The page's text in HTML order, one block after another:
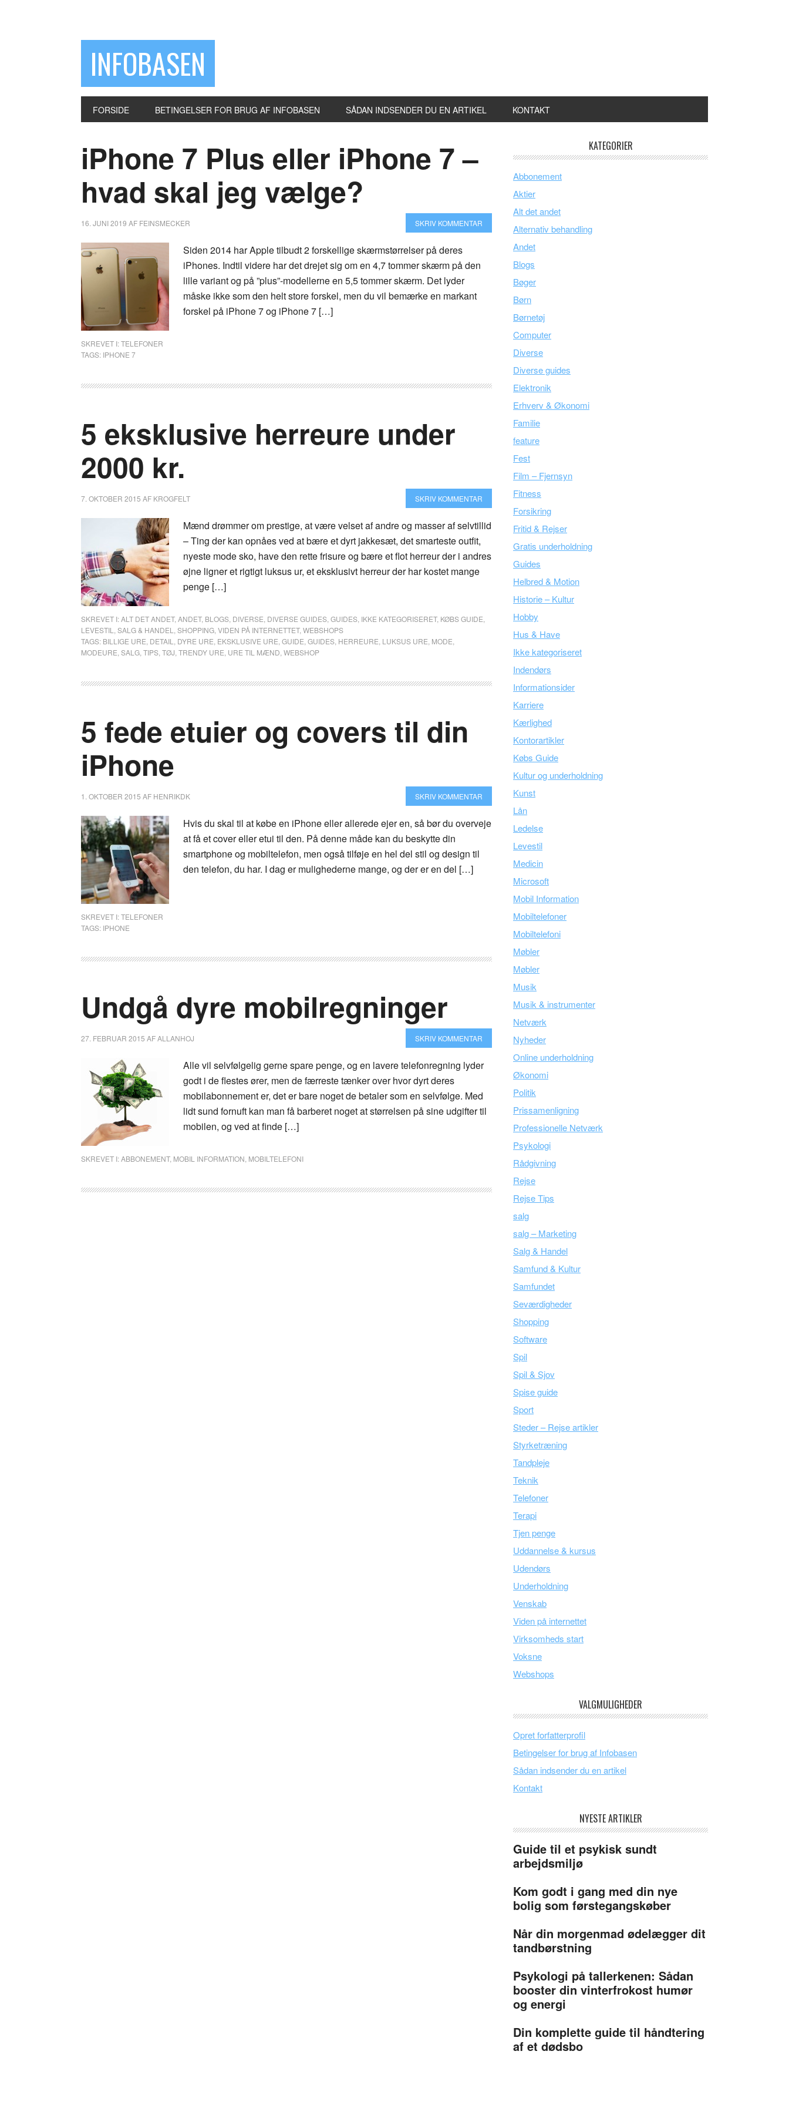
INFOBASEN
FORSIDE BETINGELSER FOR BRUG AF INFOBASEN SÅDAN INDSENDER DU EN ARTIKEL KONTAKT
iPhone 7 Plus eller iPhone 7 –
hvad skal jeg vælge?
16. JUNI 2019 AF FEINSMECKER SKRIV KOMMENTAR
Siden 2014 har Apple tilbudt 2 forskellige skærmstørrelser på deres
iPhones. Indtil videre har det drejet sig om en 4,7 tommer skærm på den
lille variant og på ”plus”-modellerne en 5,5 tommer skærm. Det lyder
måske ikke som den helt store forskel, men du vil bemærke en markant
forskel på iPhone 7 og iPhone 7 […]
SKREVET I:TELEFONER
TAGS: IPHONE 7
5 eksklusive herreure under
2000 kr.
7. OKTOBER 2015 AF KROGFELT SKRIV KOMMENTAR
Mænd drømmer om prestige, at være velset af andre og masser af selvtillid
– Ting der kan opnåes ved at bære et dyrt jakkesæt, det smarteste outfit,
nyeste mode sko, have den rette frisure og bære et flot herreur der i andres
øjne ligner et rigtigt luksus ur, et eksklusivt herreur der har kostet mange
penge […]
SKREVET I:ALT DET ANDET, ANDET, BLOGS DIVERSE DIVERSE GUIDES GUIDES IKKE KATEGORISERET, KØBS GUIDE
LEVESTIL
SALG & HANDEL SHOPPING VIDEN PÅ INTERNETTET, WEBSHOPS
TAGS: BILLIGE URE DETAIL DYRE URE EKSKLUSIVE URE GUIDE GUIDES HERREURE LUKSUS URE MODE
MODEURE SALG TIPS TØJ TRENDY URE URE TIL MÆND WEBSHOP
5 fede etuier og covers til din
iPhone
1. OKTOBER 2015 AF HENRIKDK SKRIV KOMMENTAR
Hvis du skal til at købe en iPhone eller allerede ejer en, så bør du overveje
at få et cover eller etui til den. På denne måde kan du beskytte din
smartphone og mobiltelefon, men også tilføje en hel del stil og design til
den telefon, du har. I dag er mulighederne mange, og der er en del […]
SKREVET I:TELEFONER
TAGS: IPHONE
Undgå dyre mobilregninger
27. FEBRUAR 2015 AFALLANHOJ SKRIV KOMMENTAR
Alle vil selvfølgelig gerne spare penge, og en lavere telefonregning lyder
godt i de flestes ører, men de færreste tænker over hvor dyrt deres
mobilabonnement er, det er bare noget de betaler som en selvfølge. Med
lidt sund fornuft kan man få barberet noget at størrelsen på sine udgifter til
mobilen, og ved at finde […]
SKREVET I:ABBONEMENT, MOBIL INFORMATION MOBILTELEFONI
KATEGORIER
Abbonement
Aktier
Alt det andet
Alternativ behandling
Andet
Blogs
Bøger
Børn
Børnetøj
Computer
Diverse
Diverse guides
Elektronik
Erhverv & Økonomi
Familie
feature
Fest
Film – Fjernsyn
Fitness
Forsikring
Fritid & Rejser
Gratis underholdning
Guides
Helbred & Motion
Historie – Kultur
Hobby
Hus & Have
Ikke kategoriseret
Indendørs
Informationsider
Karriere
Kærlighed
Kontorartikler
Købs Guide
Kultur og underholdning
Kunst
Lån
Ledelse
Levestil
Medicin
Microsoft
Mobil Information
Mobiltelefoner
Mobiltelefoni
Møbler
Møbler
Musik
Musik & instrumenter
Netværk
Nyheder
Online underholdning
Økonomi
Politik
Prissamenligning
Professionelle Netværk
Psykologi
Rådgivning
Rejse
Rejse Tips
salg
salg – Marketing
Salg & Handel
Samfund & Kultur
Samfundet
Seværdigheder
Shopping
Software
Spil
Spil & Sjov
Spise guide
Sport
Steder – Rejse artikler
Styrketræning
Tandpleje
Teknik
Telefoner
Terapi
Tjen penge
Uddannelse & kursus
Udendørs
Underholdning
Venskab
Viden på internettet
Virksomheds start
Voksne
Webshops
VALGMULIGHEDER
Opret forfatterprofil
Betingelser for brug af Infobasen
Sådan indsender du en artikel
Kontakt
NYESTE ARTIKLER
Guide til et psykisk sundt
arbejdsmiljø
Kom godt i gang med din nye
bolig som førstegangskøber
Når din morgenmad ødelægger dit
tandbørstning
Psykologi på tallerkenen: Sådan
booster din vinterfrokost humør
og energi
Din komplette guide til håndtering
af et dødsbo